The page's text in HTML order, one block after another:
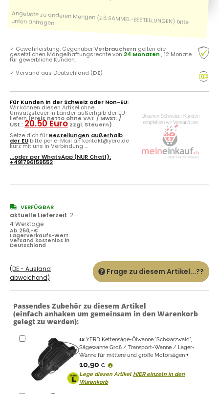
✓ Gewährleistung: GegenüberVerbrauchern gelten die
gesetzlichen Mängelhaftungsrechte von 24 Monaten , 12 Monate
für gewerbliche Kunden.
✓ Versand aus Deutschland (DE)
Für Kunden in der Schweiz oder Non-EU:
Wir können diesen Artikel ohne
Umsatzsteuer in Länder außerhalb der EU
liefern(Preis netto ohne VAT / MwSt. /
USt.: 20.50 Euro zzgl. Steuern) .
Setze dich für Bestellungen außerhalb
der EU bitte per e-Mail an kontakt@yerd.de
kurz mit uns in Verbindung ...
...oder perWhatsApp (NUR Chat!):
+491796159552
VERFÜGBAR
aktuelle Lieferzeit: 2 -
4 Werktage
Ab 250,-€
Lagerverkaufs-Wert
Versand kostenlos in
Deutschland
(DE - Ausland
abweichend)
Frage zu diesem Artikel...??
Passendes Zubehör zu diesem Artikel
(einfach anhaken um gemeinsam in den Warenkorb
gelegt zu werden):
1x YERD Kettensäge-Ölwanne "Schwarzwald",
Sägewanne Groß / Transport-Wanne / Lager-
Wanne für mittlere und große Motorsägen +
10,90 €
Lege diesen Artikel HIER einzeln in den
Warenkorb